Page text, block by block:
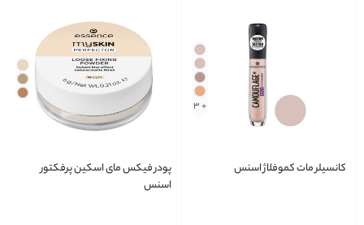
+ 3
کانسیلر مات کموفلاژ اسنس
پودر فیکس مای اسکین پرفکتور
اسنس